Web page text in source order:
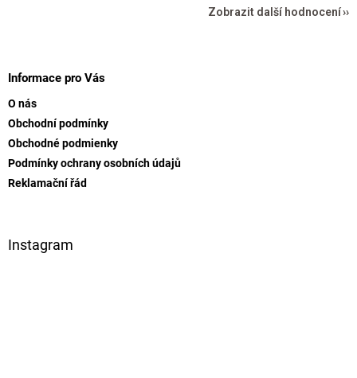
Zobrazit další hodnocení
Informace pro Vás
O nás
Obchodní podmínky
Obchodné podmienky
Podmínky ochrany osobních údajů
Reklamační řád
Instagram